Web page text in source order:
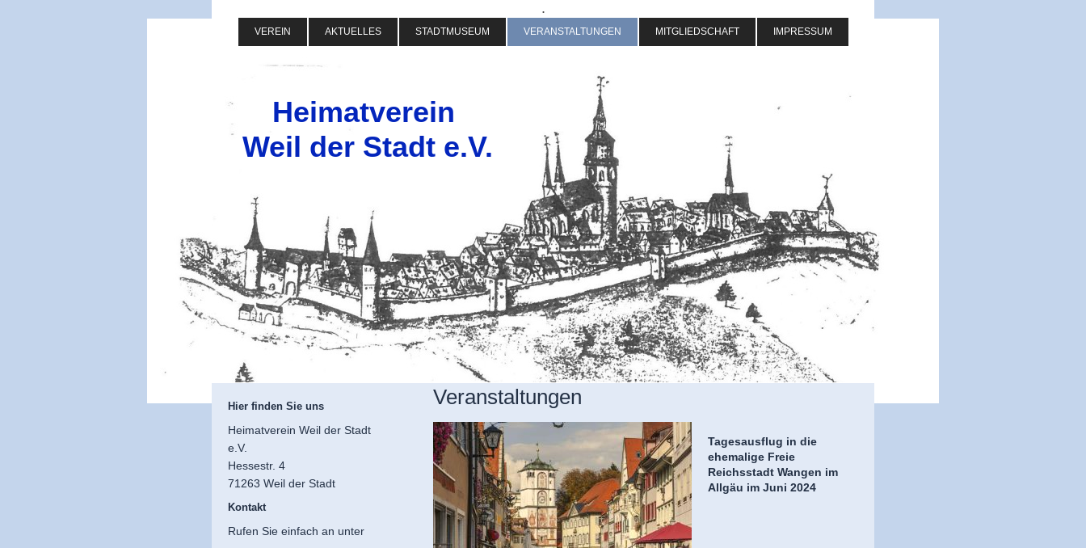
.
VEREIN AKTUELLES STADTMUSEUM VERANSTALTUNGEN MITGLIEDSCHAFT IMPRESSUM
Heimatverein
Weil der Stadt e.V.
Veranstaltungen
Tagesausflug in die
ehemalige Freie
Reichsstadt Wangen im
Allgäu im Juni 2024
Hier finden Sie uns
Heimatverein Weil der Stadt
e.V.
Hessestr. 4
71263 Weil der Stadt
Kontakt
Rufen Sie einfach an unter